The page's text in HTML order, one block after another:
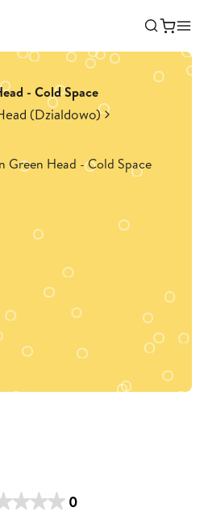
- Cold Space
(Dzialdowo)
0